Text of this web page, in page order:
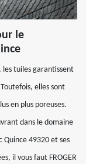
le
tuiles garantissent
elles sont
en plus poreuses.
dans le domaine
49320 et ses
il vous faut FROGER